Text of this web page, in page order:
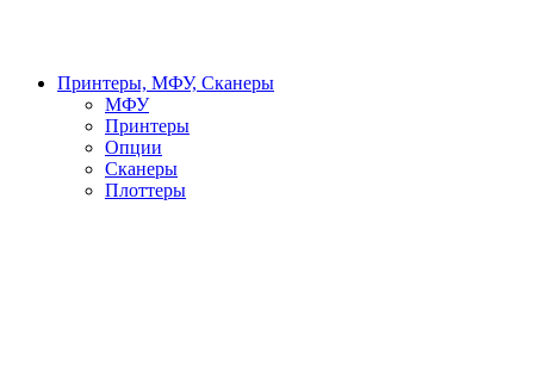
Принтеры, МФУ, Сканеры
МФУ
Принтеры
Опции
Сканеры
Плоттеры